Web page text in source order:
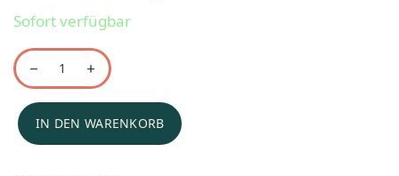
Sofort verfügbar
IN DEN WARENKORB